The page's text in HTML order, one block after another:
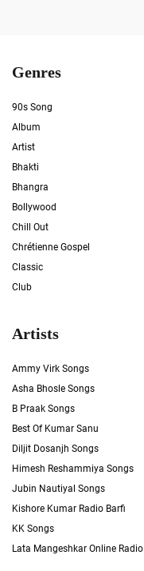
Genres
90s Song
Album
Artist
Bhakti
Bhangra
Bollywood
Chill Out
Chrétienne Gospel
Classic
Club
Artists
Ammy Virk Songs
Asha Bhosle Songs
B Praak Songs
Best Of Kumar Sanu
Diljit Dosanjh Songs
Himesh Reshammiya Songs
Jubin Nautiyal Songs
Kishore Kumar Radio Barfi
KK Songs
Lata Mangeshkar Online Radio